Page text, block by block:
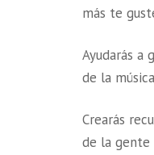
más te
Ayudarás a
de la
Crearás
de la gente